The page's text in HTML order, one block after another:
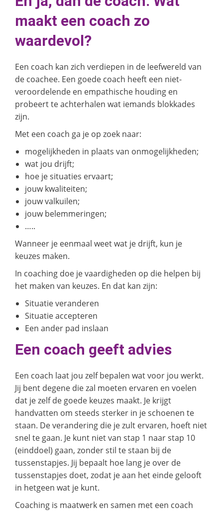
maakt een coach zo
waardevol?
Een coach kan zich verdiepen in de leefwereld van
de coachee. Een goede coach heeft een niet-
veroordelende en empathische houding en
probeert te achterhalen wat iemands blokkades
zijn.
Met een coach ga je op zoek naar:
mogelijkheden in plaats van onmogelijkheden;
wat jou drijft;
hoe je situaties ervaart;
jouw kwaliteiten;
jouw valkuilen;
jouw belemmeringen;
…..
Wanneer je eenmaal weet wat je drijft, kun je
keuzes maken.
In coaching doe je vaardigheden op die helpen bij
het maken van keuzes. En dat kan zijn:
Situatie veranderen
Situatie accepteren
Een ander pad inslaan
Een coach geeft advies
Een coach laat jou zelf bepalen wat voor jou werkt.
Jij bent degene die zal moeten ervaren en voelen
dat je zelf de goede keuzes maakt. Je krijgt
handvatten om steeds sterker in je schoenen te
staan. De verandering die je zult ervaren, hoeft niet
snel te gaan. Je kunt niet van stap 1 naar stap 10
(einddoel) gaan, zonder stil te staan bij de
tussenstapjes. Jij bepaalt hoe lang je over de
tussenstapjes doet, zodat je aan het einde gelooft
in hetgeen wat je kunt.
Coaching is maatwerk en samen met een coach